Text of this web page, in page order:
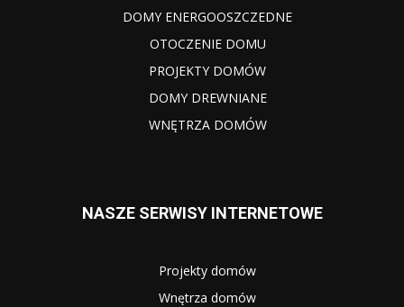
DOMY ENERGOOSZCZEDNE
OTOCZENIE DOMU
PROJEKTY DOMÓW
DOMY DREWNIANE
WNĘTRZA DOMÓW
NASZE SERWISY INTERNETOWE
Projekty domów
Wnętrza domów